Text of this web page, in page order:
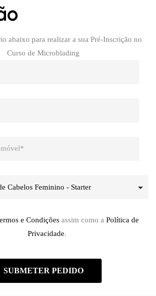
abaixo para realizar a sua Pré-Inscrição no
Curso de Microblading
e Condiçõesassim como a Política de
Privacidade.